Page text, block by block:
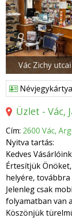
Vác Zichy
Üzlet - Vác,
Cím: 2600 Vác,
Nyitva tartás:
Kedves
Értesítjük
helyére,
Jelenleg csak
folyamatban van
Köszönjük